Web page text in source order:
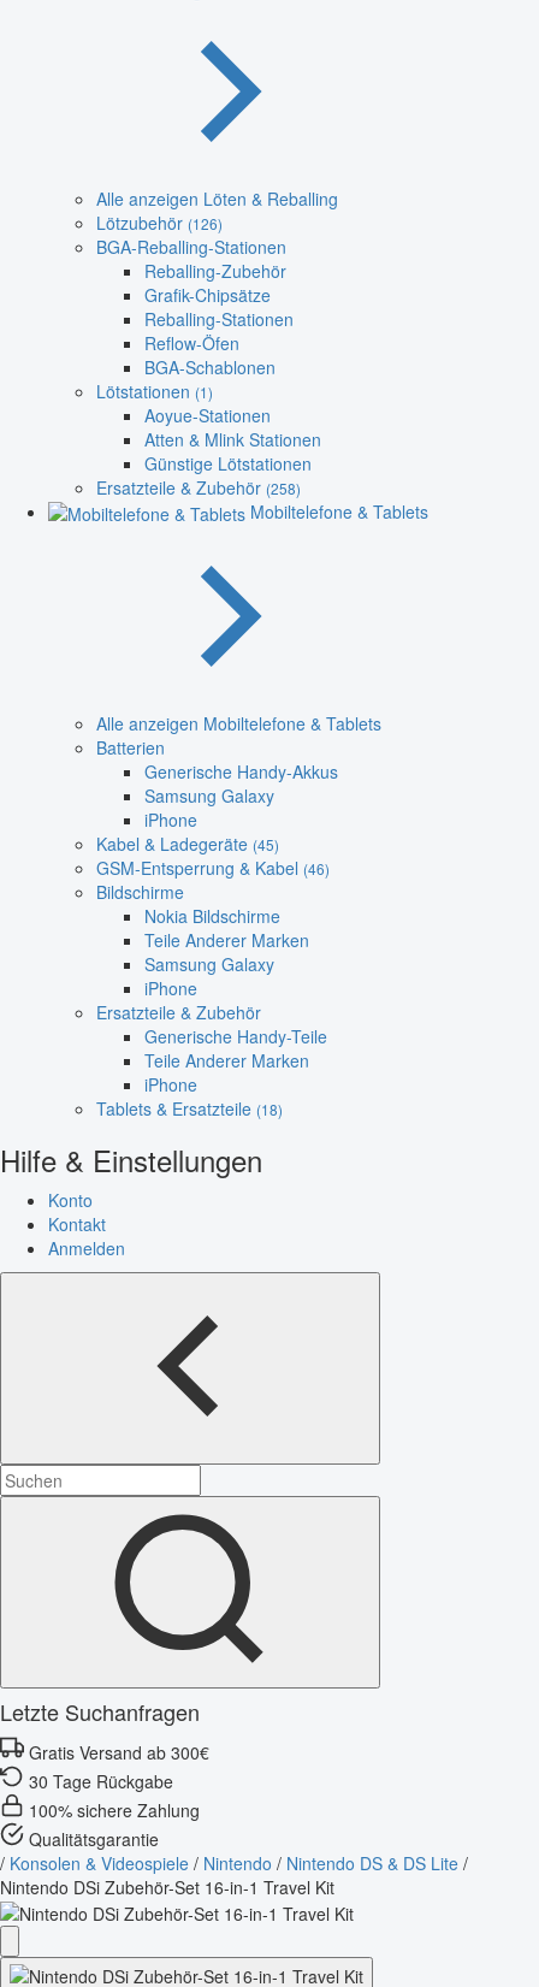
Alle anzeigen Löten & Reballing
Lötzubehör (126)
BGA-Reballing-Stationen
Reballing-Zubehör
Grafik-Chipsätze
Reballing-Stationen
Reflow-Öfen
BGA-Schablonen
Lötstationen (1)
Aoyue-Stationen
Atten & Mlink Stationen
Günstige Lötstationen
Ersatzteile & Zubehör (258)
Mobiltelefone & Tablets
Alle anzeigen Mobiltelefone & Tablets
Batterien
Generische Handy-Akkus
Samsung Galaxy
iPhone
Kabel & Ladegeräte (45)
GSM-Entsperrung & Kabel (46)
Bildschirme
Nokia Bildschirme
Teile Anderer Marken
Samsung Galaxy
iPhone
Ersatzteile & Zubehör
Generische Handy-Teile
Teile Anderer Marken
iPhone
Tablets & Ersatzteile (18)
Hilfe & Einstellungen
Konto
Kontakt
Anmelden
Letzte Suchanfragen
Gratis Versand ab 300€
30 Tage Rückgabe
100% sichere Zahlung
Qualitätsgarantie
/ Konsolen & Videospiele / Nintendo / Nintendo DS & DS Lite /
Nintendo DSi Zubehör-Set 16-in-1 Travel Kit